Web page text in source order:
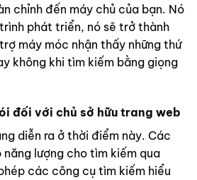
chỉnh đến máy chủ của bạn. Nó
phát triển, nó sẽ trở thành
máy móc nhận thấy những thứ
không khi tìm kiếm bằng giọng
đối với chủ sở hữu trang web
diễn ra ở thời điểm này. Các
lượng cho tìm kiếm qua
các công cụ tìm kiếm hiểu